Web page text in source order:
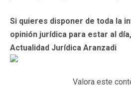
Si quieres disponer de toda la
opinión jurídica para estar al
Actualidad Jurídica Aranzadi
Valora este